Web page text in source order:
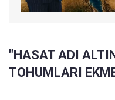
"HASAT ADI
TOHUMLARI